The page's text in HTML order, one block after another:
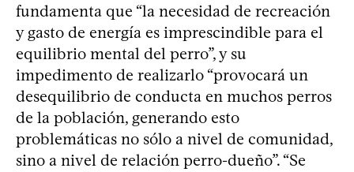
fundamenta que “la necesidad de recreación
y gasto de energía es imprescindible para el
equilibrio mental del perro”, y su
impedimento de realizarlo “provocará un
desequilibrio de conducta en muchos perros
de la población, generando esto
problemáticas no sólo a nivel de comunidad,
sino a nivel de relación perro-dueño”. “Se